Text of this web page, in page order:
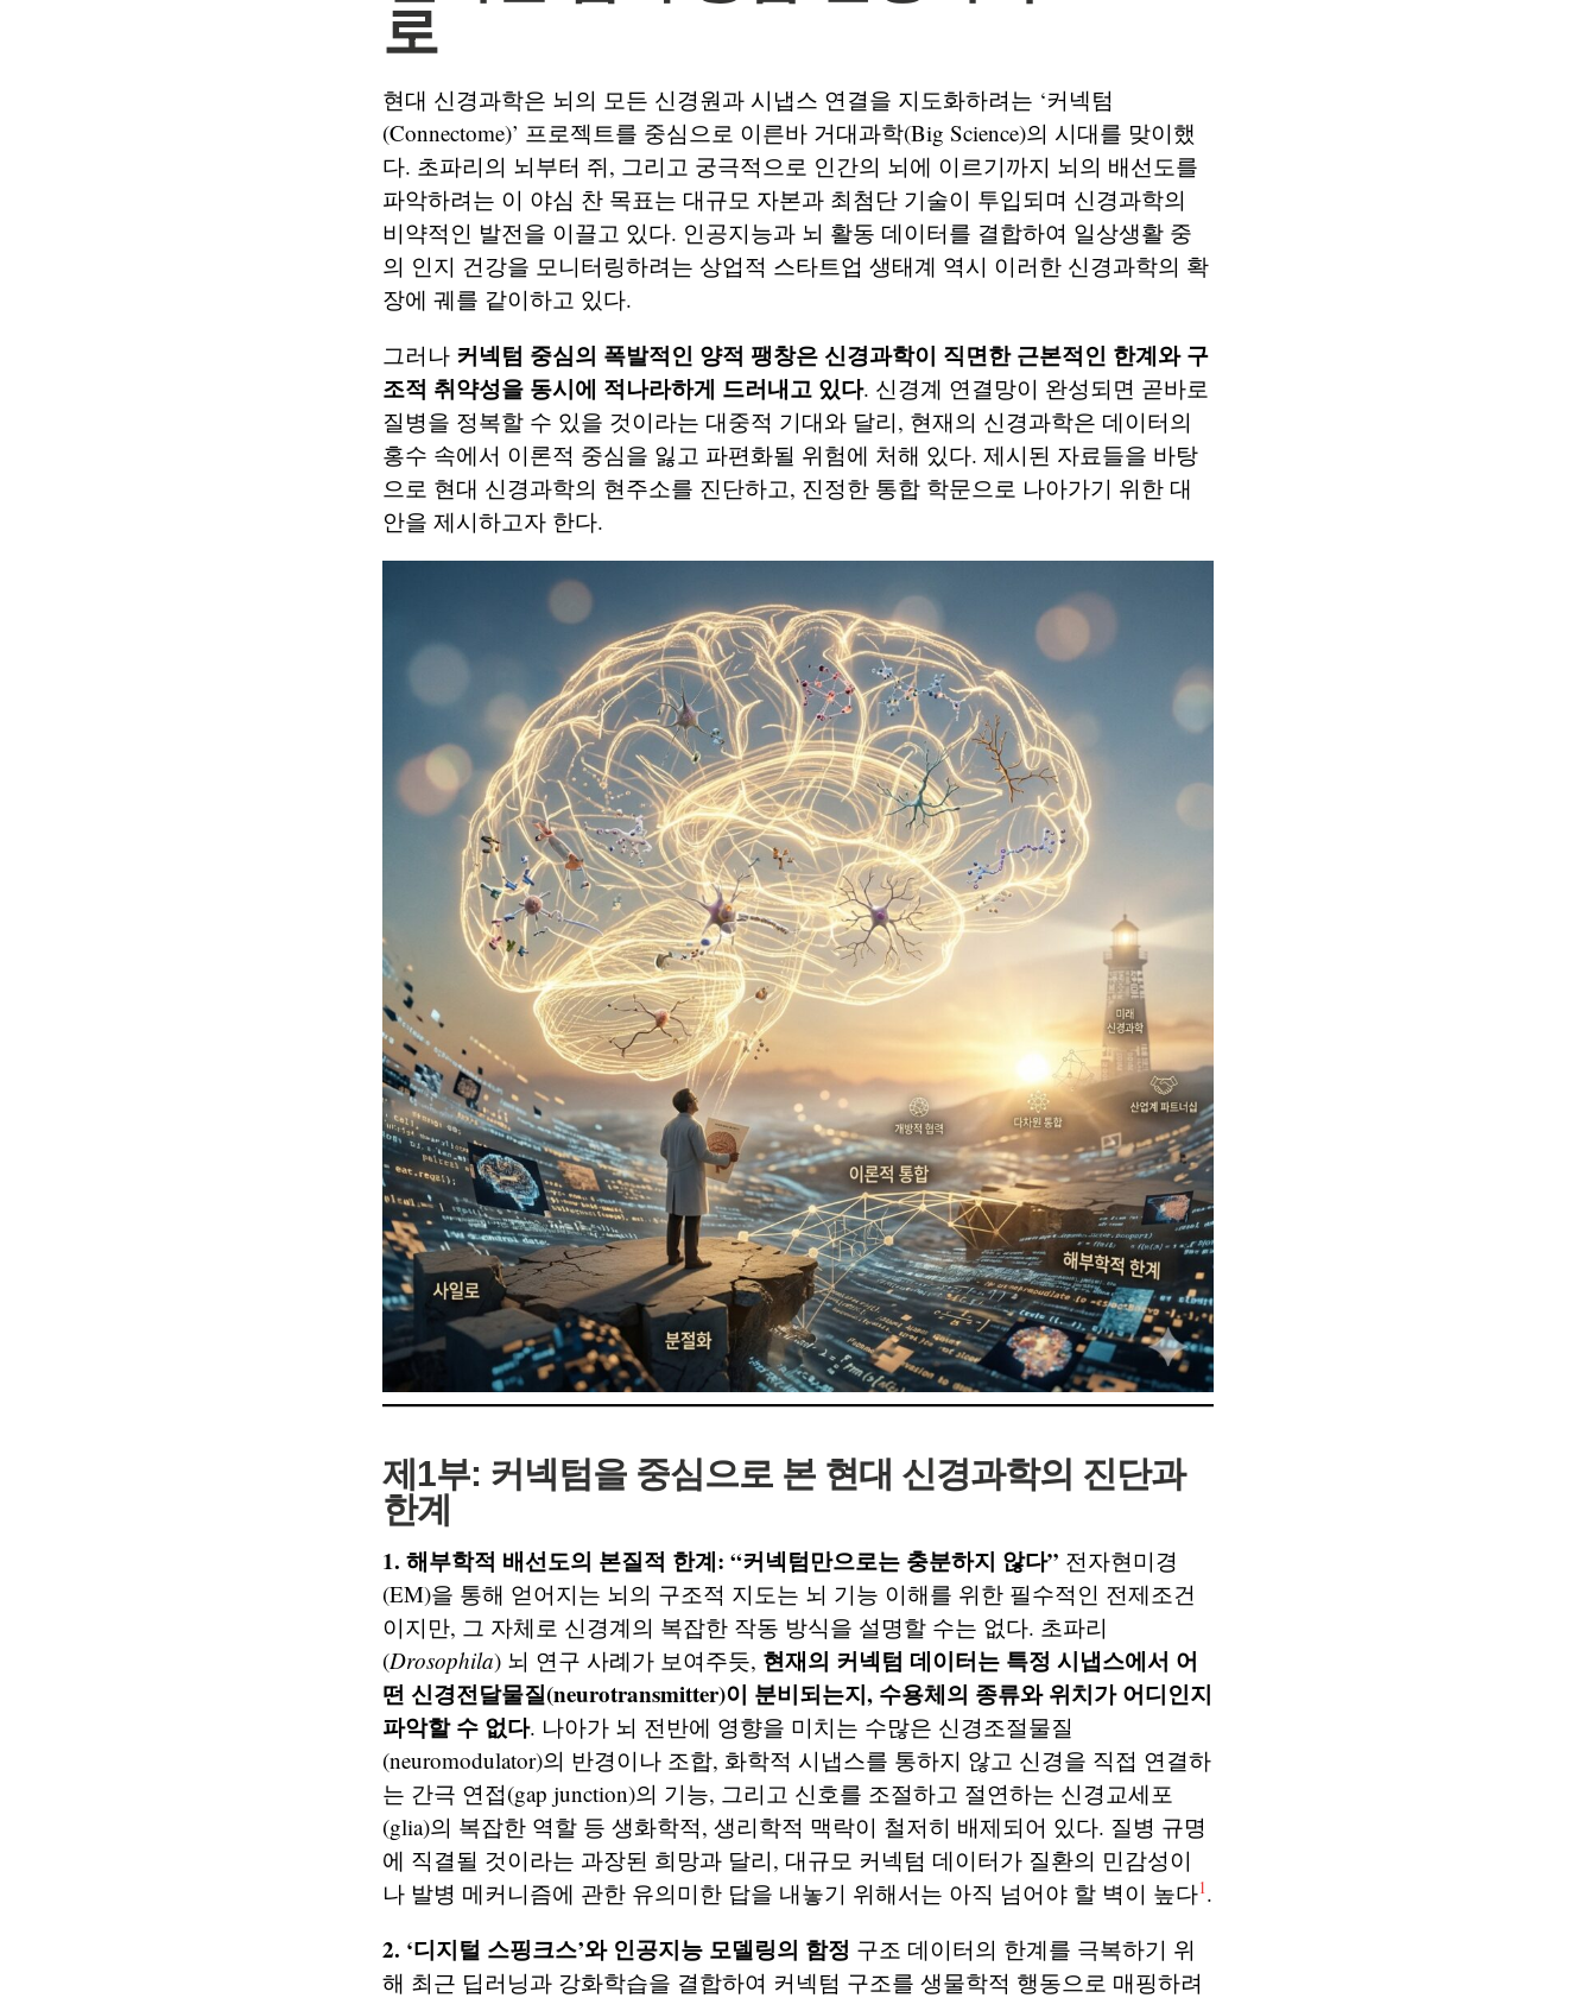
로
현대 신경과학은 뇌의 모든 신경원과 시냅스 연결을 지도화하려는 ‘커넥텀
(Connectome)’ 프로젝트를 중심으로 이른바 거대과학(Big Science)의 시대를 맞이했
다. 초파리의 뇌부터 쥐, 그리고 궁극적으로 인간의 뇌에 이르기까지 뇌의 배선도를
파악하려는 이 야심 찬 목표는 대규모 자본과 최첨단 기술이 투입되며 신경과학의
비약적인 발전을 이끌고 있다. 인공지능과 뇌 활동 데이터를 결합하여 일상생활 중
의 인지 건강을 모니터링하려는 상업적 스타트업 생태계 역시 이러한 신경과학의 확
장에 궤를 같이하고 있다.
그러나 커넥텀 중심의 폭발적인 양적 팽창은 신경과학이 직면한 근본적인 한계와 구
조적 취약성을 동시에 적나라하게 드러내고 있다. 신경계 연결망이 완성되면 곧바로
질병을 정복할 수 있을 것이라는 대중적 기대와 달리, 현재의 신경과학은 데이터의
홍수 속에서 이론적 중심을 잃고 파편화될 위험에 처해 있다. 제시된 자료들을 바탕
으로 현대 신경과학의 현주소를 진단하고, 진정한 통합 학문으로 나아가기 위한 대
안을 제시하고자 한다.
제1부: 커넥텀을 중심으로 본 현대 신경과학의 진단과
한계
1. 해부학적 배선도의 본질적 한계: “커넥텀만으로는 충분하지 않다” 전자현미경
(EM)을 통해 얻어지는 뇌의 구조적 지도는 뇌 기능 이해를 위한 필수적인 전제조건
이지만, 그 자체로 신경계의 복잡한 작동 방식을 설명할 수는 없다. 초파리
(Drosophila) 뇌 연구 사례가 보여주듯, 현재의 커넥텀 데이터는 특정 시냅스에서 어
떤 신경전달물질(neurotransmitter)이 분비되는지, 수용체의 종류와 위치가 어디인지
파악할 수 없다. 나아가 뇌 전반에 영향을 미치는 수많은 신경조절물질
(neuromodulator)의 반경이나 조합, 화학적 시냅스를 통하지 않고 신경을 직접 연결하
는 간극 연접(gap junction)의 기능, 그리고 신호를 조절하고 절연하는 신경교세포
(glia)의 복잡한 역할 등 생화학적, 생리학적 맥락이 철저히 배제되어 있다. 질병 규명
에 직결될 것이라는 과장된 희망과 달리, 대규모 커넥텀 데이터가 질환의 민감성이
나 발병 메커니즘에 관한 유의미한 답을 내놓기 위해서는 아직 넘어야 할 벽이 높다1.
2. ‘디지털 스핑크스’와 인공지능 모델링의 함정 구조 데이터의 한계를 극복하기 위
해 최근 딥러닝과 강화학습을 결합하여 커넥텀 구조를 생물학적 행동으로 매핑하려